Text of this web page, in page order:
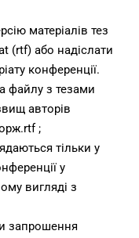
матеріалів тез
(rtf) або надіслати
конференції.
файлу з тезами
авторів
;
тільки у
у
вигляді з
запрошення